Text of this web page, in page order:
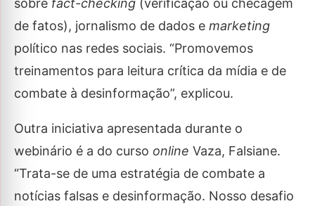
de fatos), jornalismo de dados e marketing
político nas redes sociais. “Promovemos
treinamentos para leitura crítica da mídia e de
combate à desinformação”, explicou.
Outra iniciativa apresentada durante o
webinário é a do curso online Vaza, Falsiane.
“Trata-se de uma estratégia de combate a
notícias falsas e desinformação. Nosso desafio